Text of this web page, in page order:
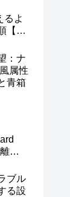
るよ
【マ
：ナ
属性
青箱
を
ブル
る設